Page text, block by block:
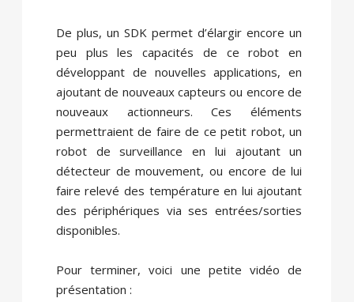
De plus, un SDK permet d’élargir encore un
peu plus les capacités de ce robot en
développant de nouvelles applications, en
ajoutant de nouveaux capteurs ou encore de
nouveaux actionneurs.Ces éléments
permettraient de faire de ce petit robot, un
robot de surveillance en lui ajoutant un
détecteur de mouvement, ou encore de lui
faire relevé des température en lui ajoutant
des périphériques via ses entrées/sorties
disponibles.
Pour terminer, voici une petite vidéo de
présentation :